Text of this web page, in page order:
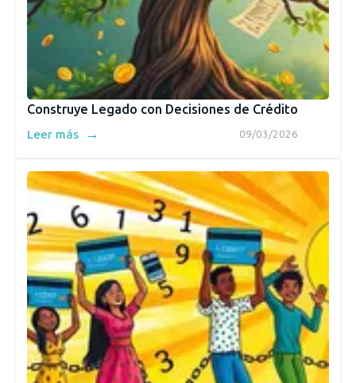
Construye Legado con Decisiones de Crédito
09/03/2026
Leer más →